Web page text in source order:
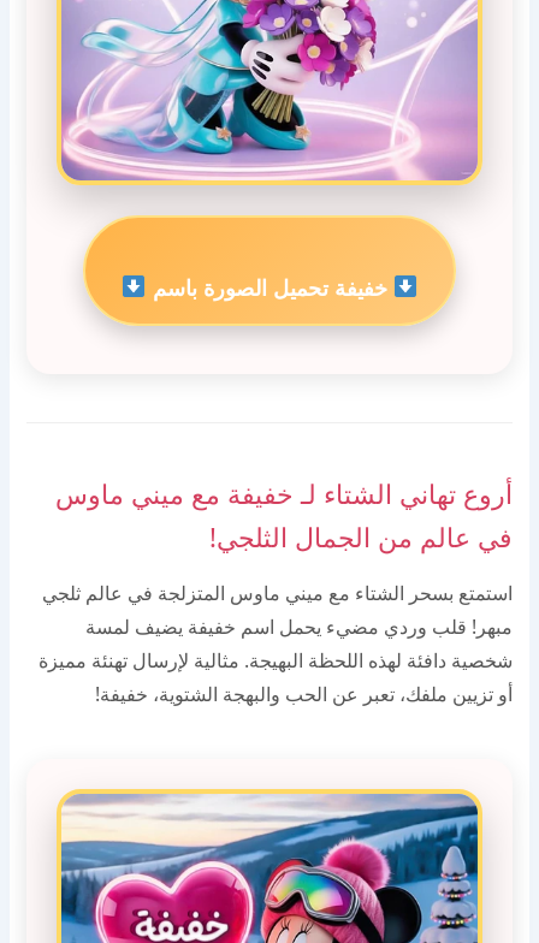
خفيفة تحميل الصورة باسم
أروع تهاني الشتاء لـ خفيفة مع ميني ماوس
في عالم من الجمال الثلجي!
استمتع بسحر الشتاء مع ميني ماوس المتزلجة في عالم ثلجي
مبهر! قلب وردي مضيء يحمل اسم خفيفة يضيف لمسة
شخصية دافئة لهذه اللحظة البهيجة. مثالية لإرسال تهنئة مميزة
أو تزيين ملفك، تعبر عن الحب والبهجة الشتوية، خفيفة!